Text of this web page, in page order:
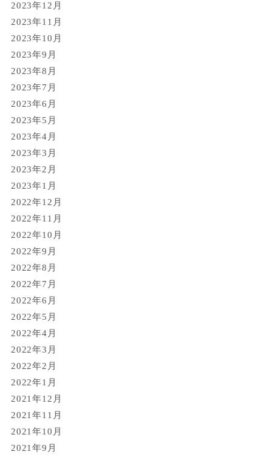
2023年12月
2023年11月
2023年10月
2023年9月
2023年8月
2023年7月
2023年6月
2023年5月
2023年4月
2023年3月
2023年2月
2023年1月
2022年12月
2022年11月
2022年10月
2022年9月
2022年8月
2022年7月
2022年6月
2022年5月
2022年4月
2022年3月
2022年2月
2022年1月
2021年12月
2021年11月
2021年10月
2021年9月